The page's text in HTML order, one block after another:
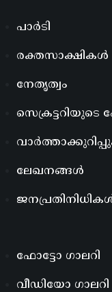
പാർടി
രക്തസാക്ഷികൾ
നേതൃത്വം
സെക്രട്ടറിയുടെ
ലേഖനങ്ങൾ
ഫോട്ടോ ഗാലറി
വീഡിയോ ഗാലറി